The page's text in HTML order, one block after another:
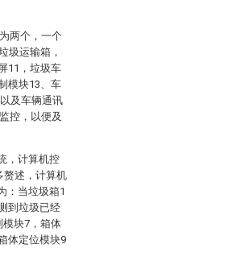
两个，一个
圾运输箱，
11，垃圾车
模块13、车
及车辆通讯
控，以便及
，计算机控
赘述，计算机
：当垃圾箱1
到垃圾已经
模块7，箱体
体定位模块9